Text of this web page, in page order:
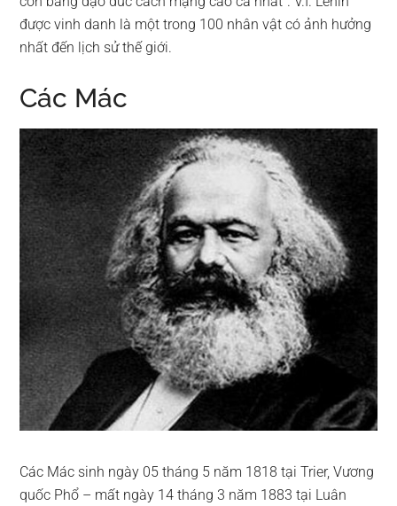
được vinh danh là một trong 100 nhân vật có ảnh hưởng
nhất đến lịch sử thế giới.
Các Mác
Các Mác sinh ngày 05 tháng 5 năm 1818 tại Trier, Vương
quốc Phổ – mất ngày 14 tháng 3 năm 1883 tại Luân